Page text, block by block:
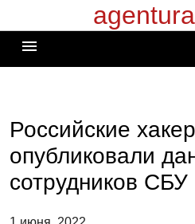
к
содержимому
menu
Российские
опубликовали
сотрудников СБУ